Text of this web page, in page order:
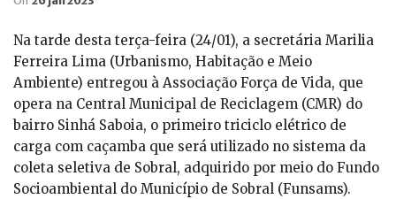
Na tarde desta terça-feira (24/01), a secretária Marilia
Ferreira Lima (Urbanismo, Habitação e Meio
Ambiente) entregou à Associação Força de Vida, que
opera na Central Municipal de Reciclagem (CMR) do
bairro Sinhá Saboia, o primeiro triciclo elétrico de
carga com caçamba que será utilizado no sistema da
coleta seletiva de Sobral, adquirido por meio do Fundo
Socioambiental do Município de Sobral (Funsams).